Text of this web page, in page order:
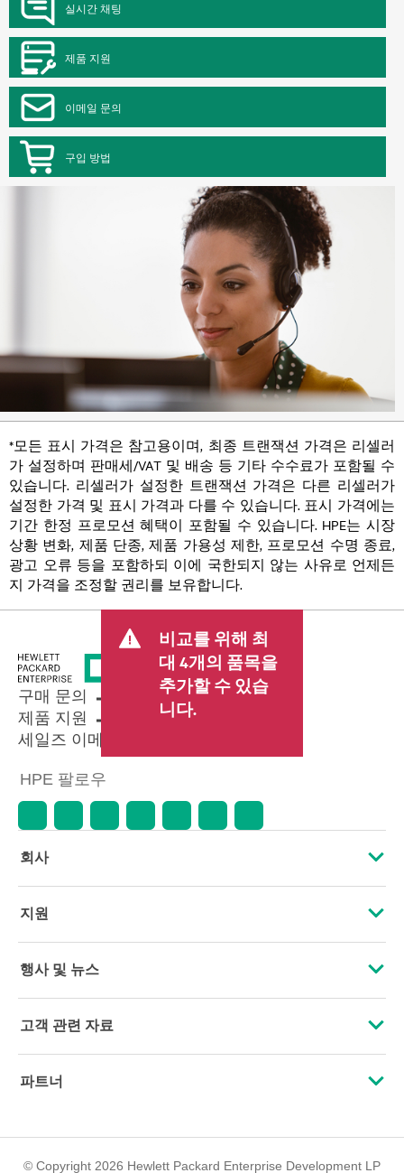
실시간 채팅
제품 지원
이메일 문의
구입 방법
*모든 표시 가격은 참고용이며, 최종 트랜잭션 가격은 리셀러
가 설정하며 판매세/VAT 및 배송 등 기타 수수료가 포함될 수
있습니다. 리셀러가 설정한 트랜잭션 가격은 다른 리셀러가
설정한 가격 및 표시 가격과 다를 수 있습니다. 표시 가격에는
기간 한정 프로모션 혜택이 포함될 수 있습니다. HPE는 시장
상황 변화, 제품 단종, 제품 가용성 제한, 프로모션 수명 종료,
광고 오류 등을 포함하되 이에 국한되지 않는 사유로 언제든
지 가격을 조정할 권리를 보유합니다.
비교를 위해 최
대 4개의 품목을
추가할 수 있습
니다.
구매 문의
제품 지원
세일즈 이메일 보내기
HPE 팔로우
회사
HPE 소개
기업의 책임
HPE Labs
투자 정보
지원
운영 지원 서비스
소프트웨어 및 드라이버
보증 확인
행사 및 뉴스
행사
고객 관련 자료
문의하기
이메일 등록
파트너
© Copyright 2026 Hewlett Packard Enterprise Development LP